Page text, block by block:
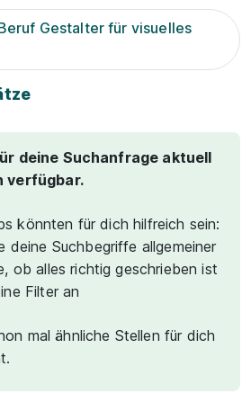
Gestalter für visuelles
deine Suchanfrage aktuell
verfügbar.
könnten für dich hilfreich sein:
deine Suchbegriffe allgemeiner
ob alles richtig geschrieben ist
Filter an
mal ähnliche Stellen für dich